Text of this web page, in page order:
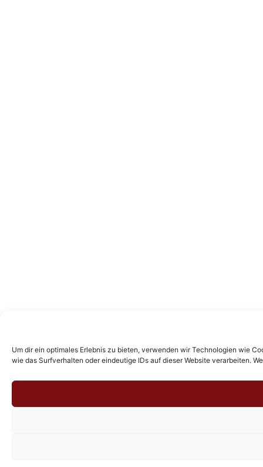
Um dir ein optimales Erlebnis zu bieten, verwenden wir Technologien wie
wie das Surfverhalten oder eindeutige IDs auf dieser Website verarbeiten.